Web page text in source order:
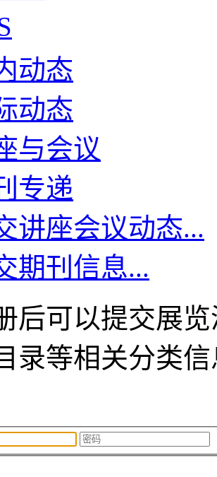
动态
动态
与会议
专递
讲座会议动态...
期刊信息...
后可以提交展
录等相关分类